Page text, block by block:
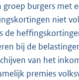
groep burgers met
niet
de
bij de
van het
premies